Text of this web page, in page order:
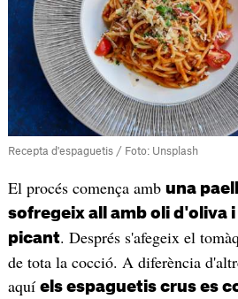
Recepta d'espaguetis / Foto: Unsplash
El procés comença amb una
sofregeix all amb oli d'oliva
picant. Després s'afegeix el
de tota la cocció. A diferència
aquí els espaguetis crus es